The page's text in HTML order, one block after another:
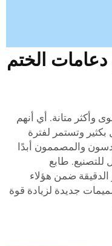
الختم
متانة. أي أنهم
وتستمر لفترة
والمصممون أبدًا
طابع
ضمن هؤلاء
جديدة لزيادة قوة